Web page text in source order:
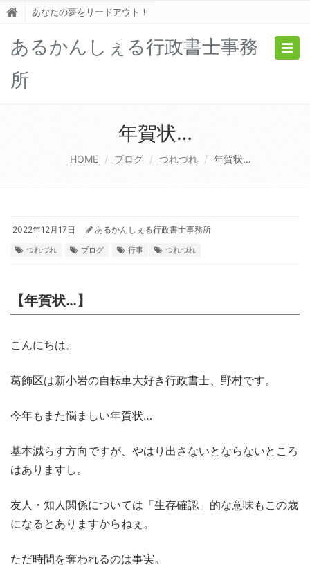
あなたの夢をリードアウト！
あるかんしぇる行政書士事務
所
年賀状…
HOME ブログ つれづれ 年賀状…
2022年12月17日 あるかんしぇる行政書士事務所
つれづれ ブログ 行事 つれづれ
【年賀状…】
こんにちは。
葛飾区は新小岩の自転車大好き行政書士、野村です。
今年もまた悩ましい年賀状…
基本減らす方向ですが、やはり出さないとならないところ
はありますし。
友人・知人関係については「生存確認」的な意味もこの歳
になるとありますからねぇ。
ただ時間を奪われるのは事実。